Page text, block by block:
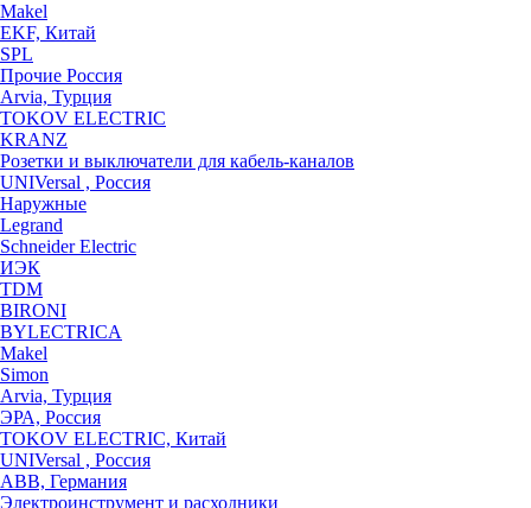
Makel
EKF, Китай
SPL
Прочие Россия
Arvia, Турция
TOKOV ELECTRIC
KRANZ
Розетки и выключатели для кабель-каналов
UNIVersal , Россия
Наружные
Legrand
Schneider Electric
ИЭК
TDM
BIRONI
BYLECTRICA
Makel
Simon
Arvia, Турция
ЭРА, Россия
TOKOV ELECTRIC, Китай
UNIVersal , Россия
ABB, Германия
Электроинструмент и расходники